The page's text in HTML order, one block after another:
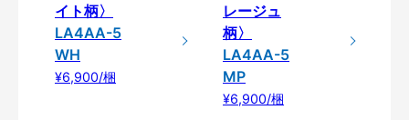
イト柄〉
LA4AA-5
WH
¥6,900/梱
レージュ
柄〉
LA4AA-5
MP
¥6,900/梱